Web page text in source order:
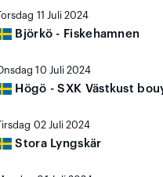
Torsdag 11 Juli 2024
Björkö - Fiskehamnen
10 Juli 2024
Högö - SXK Västkust
Tirsdag 02 Juli 2024
Stora Lyngskär